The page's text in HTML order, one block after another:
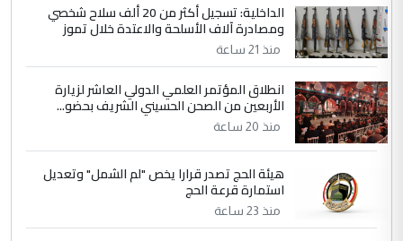
الداخلية: تسجيل أكثر من 20 ألف سلاح شخصي
ومصادرة آلاف الأسلحة والاعتدة خلال تموز
منذ 21 ساعة
انطلاق المؤتمر العلمي الدولي العاشر لزيارة
الأربعين من الصحن الحسيني الشريف بحضو...
منذ 20 ساعة
هيئة الحج تصدر قرارا يخص "لم الشمل" وتعديل
استمارة قرعة الحج
منذ 23 ساعة